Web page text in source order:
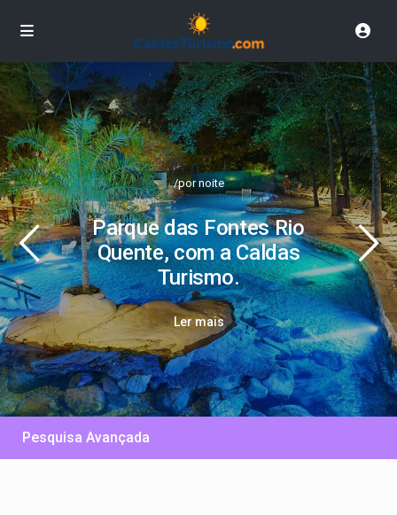
/por noite
Parque das Fontes Rio
Quente, com a Caldas
Turismo.
Ler mais
Pesquisa Avançada